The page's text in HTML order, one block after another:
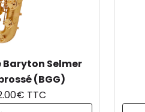
Baryton Selmer
(BGG)
TTC